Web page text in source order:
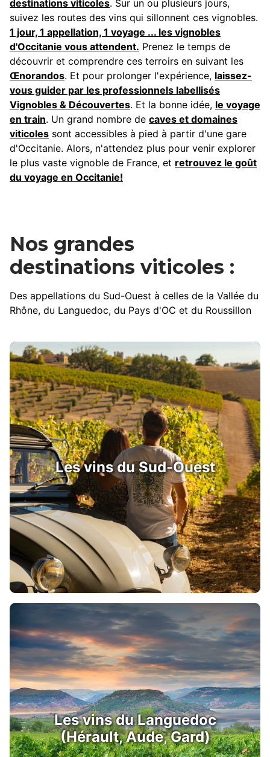
destinations viticoles. Sur un ou plusieurs jours,
suivez les routes des vins qui sillonnent ces vignobles.
1 jour, 1 appellation, 1 voyage ... les vignobles
d'Occitanie vous attendent. Prenez le temps de
découvrir et comprendre ces terroirs en suivant les
Œnorandos. Et pour prolonger l'expérience, laissez-
vous guider par les professionnels labellisés
Vignobles & Découvertes. Et la bonne idée, le voyage
en train. Un grand nombre de caves et domaines
viticoles sont accessibles à pied à partir d'une gare
d'Occitanie. Alors, n'attendez plus pour venir explorer
le plus vaste vignoble de France, et retrouvez le goût
du voyage en Occitanie!
Nos grandes
destinations viticoles :
Des appellations du Sud-Ouest à celles de la Vallée du
Rhône, du Languedoc, du Pays d'OC et du Roussillon
Les vins du Sud-Ouest
Les vins du Languedoc
(Hérault, Aude, Gard)